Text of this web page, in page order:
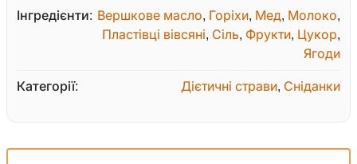
Інгредієнти: Вершкове масло, Горіхи, Мед, Молоко,
Пластівці вівсяні, Сіль, Фрукти, Цукор,
Ягоди
Категорії: Дієтичні страви, Сніданки